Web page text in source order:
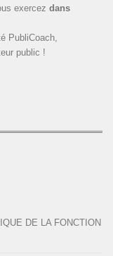
exercezdans
PubliCoach,
public !
DE LA FONCTION